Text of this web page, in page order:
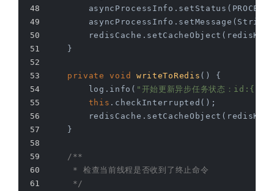
    }
private void writeToRedis ()
{
        log.info(
"开始更新异步任务状态：
this .checkInterrupted();
    }
/**
     * 检查当前线程是否收到了终止命令
     */